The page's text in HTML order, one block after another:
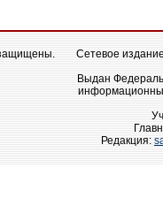
Сетевое
Выдан
Редакция: